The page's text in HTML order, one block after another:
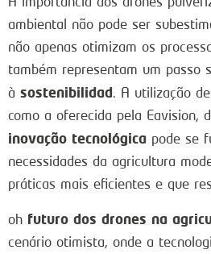
ambiental não pode ser
não apenas otimizam os
também representam um passo
à sostenibilidad. A utilização
como a oferecida pela Eavision,
inovação tecnológica pode se
necessidades da agricultura
práticas mais eficientes e que
oh futuro dos drones na
cenário otimista, onde a